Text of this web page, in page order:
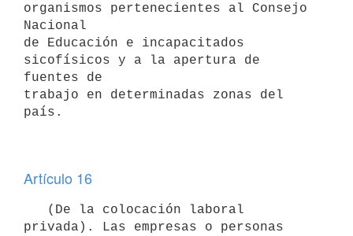
organismos pertenecientes al Consejo
Nacional
de Educación e incapacitados
sicofísicos y a la apertura de
fuentes de
trabajo en determinadas zonas del
país.
Artículo 16
privada). Las empresas o personas